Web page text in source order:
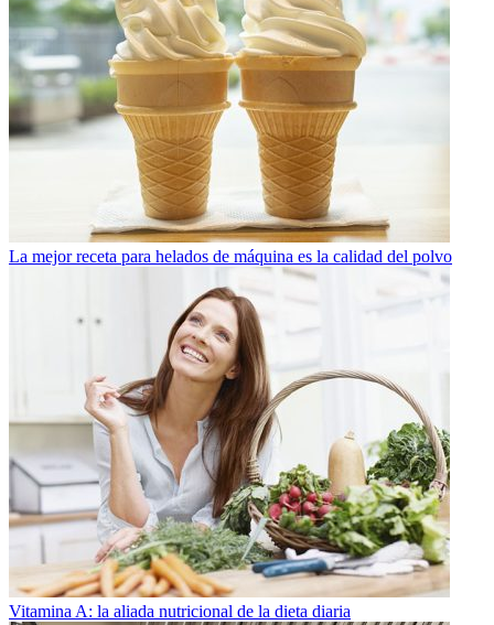
La mejor receta para helados de máquina es la calidad del polvo
Vitamina A: la aliada nutricional de la dieta diaria